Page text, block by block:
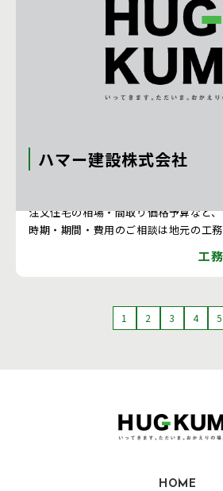
ハマー建設株式会社
注文住宅の相場・間取り価格予算など
時期・期間・費用のご相談は地元の工
工
1 2 3 4 5
HOME